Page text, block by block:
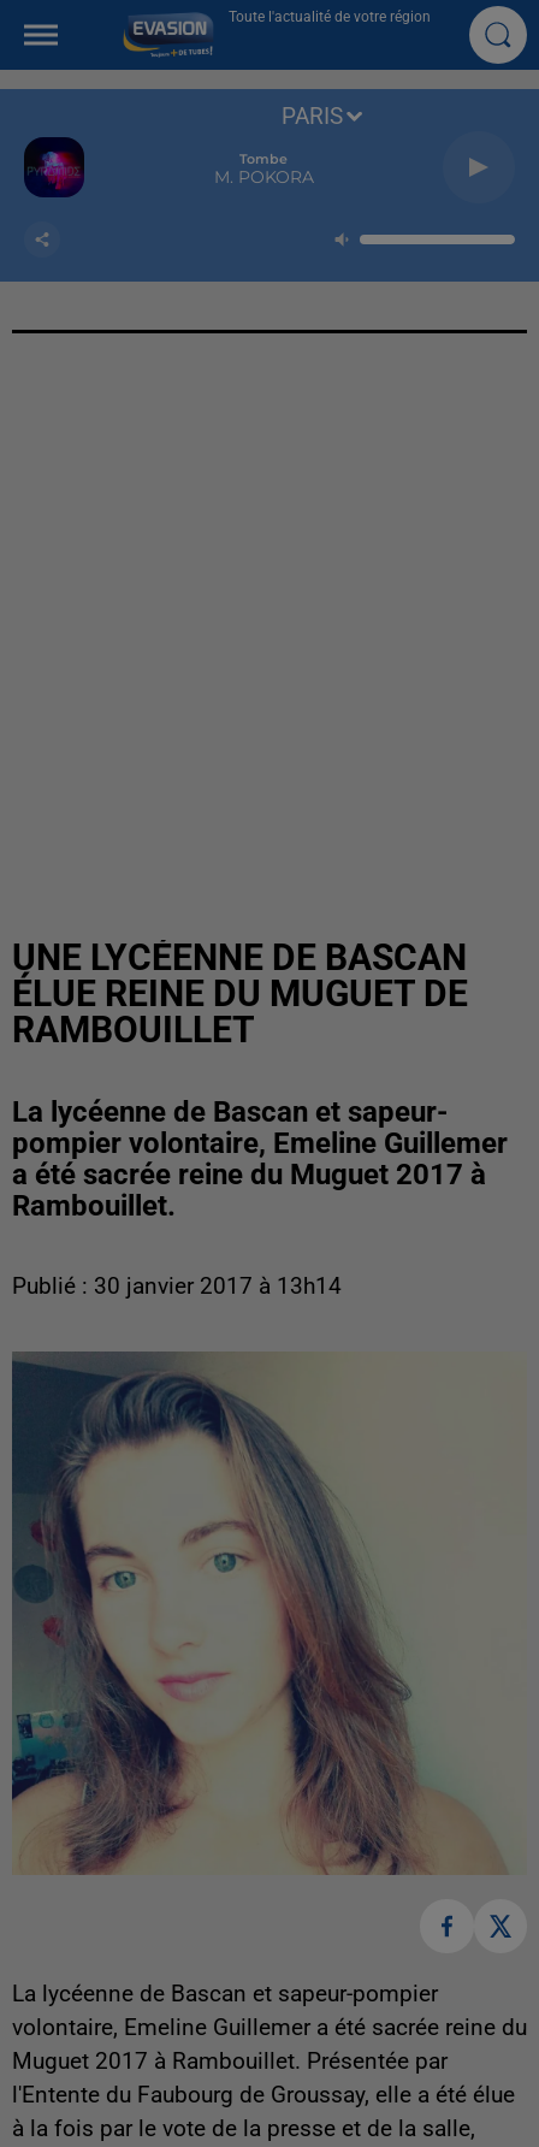
Toute l'actualité de votre région
Tombe
M. POKORA
PARIS
UNE LYCÉENNE DE BASCAN
ÉLUE REINE DU MUGUET DE
RAMBOUILLET
La lycéenne de Bascan et sapeur-
pompier volontaire, Emeline Guillemer
a été sacrée reine du Muguet 2017 à
Rambouillet.
Publié : 30 janvier 2017 à 13h14
La lycéenne de Bascan et sapeur-pompier
volontaire, Emeline Guillemer a été sacrée reine du
Muguet 2017 à Rambouillet. Présentée par
l'Entente du Faubourg de Groussay, elle a été élue
à la fois par le vote de la presse et de la salle,